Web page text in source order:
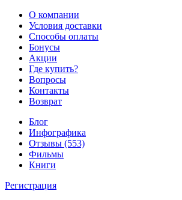
О компании
Условия доставки
Способы оплаты
Бонусы
Акции
Где купить?
Вопросы
Контакты
Возврат
Блог
Инфографика
Отзывы (553)
Фильмы
Книги
Регистрация